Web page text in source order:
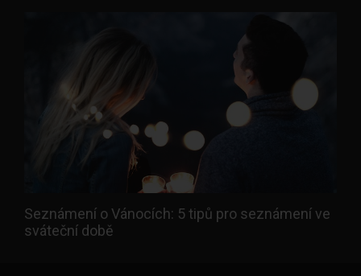
Seznámení o Vánocích: 5 tipů pro seznámení ve
sváteční době